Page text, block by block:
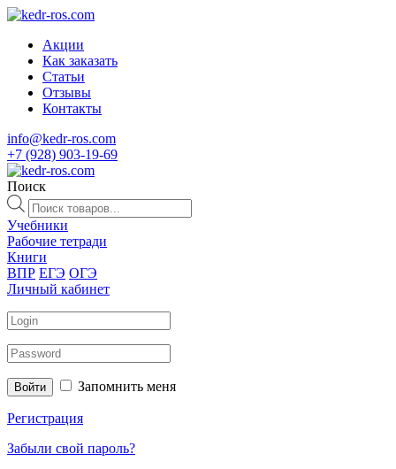
Акции
Как заказать
Статьи
Отзывы
Контакты
info@kedr-ros.com
+7 (928) 903-19-69
Поиск
Поиск
товаров
Учебники
Рабочие тетради
Книги
ВПР ЕГЭ ОГЭ
Личный кабинет
Войти Запомнить меня
Регистрация
Забыли свой пароль?